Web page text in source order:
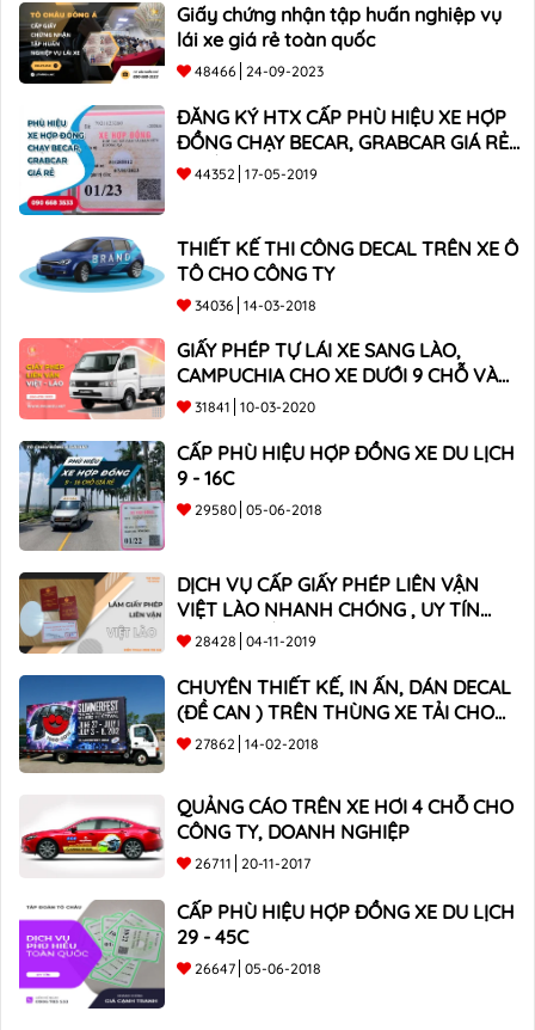
Giấy chứng nhận tập huấn nghiệp vụ
lái xe giá rẻ toàn quốc
48466 24-09-2023
ĐĂNG KÝ HTX CẤP PHÙ HIỆU XE HỢP
ĐỒNG CHẠY BECAR, GRABCAR GIÁ RẺ
NHẤT
44352 17-05-2019
THIẾT KẾ THI CÔNG DECAL TRÊN XE Ô
TÔ CHO CÔNG TY
34036 14-03-2018
GIẤY PHÉP TỰ LÁI XE SANG LÀO,
CAMPUCHIA CHO XE DƯỚI 9 CHỖ VÀ
XE BÁN TẢI
31841 10-03-2020
CẤP PHÙ HIỆU HỢP ĐỒNG XE DU LỊCH
9 - 16C
29580 05-06-2018
DỊCH VỤ CẤP GIẤY PHÉP LIÊN VẬN
VIỆT LÀO NHANH CHÓNG , UY TÍN
TOÀN QUỐC
28428 04-11-2019
CHUYÊN THIẾT KẾ, IN ẤN, DÁN DECAL
(ĐỀ CAN ) TRÊN THÙNG XE TẢI CHO
CÔNG TY
27862 14-02-2018
QUẢNG CÁO TRÊN XE HƠI 4 CHỖ CHO
CÔNG TY, DOANH NGHIỆP
26711 20-11-2017
CẤP PHÙ HIỆU HỢP ĐỒNG XE DU LỊCH
29 - 45C
26647 05-06-2018